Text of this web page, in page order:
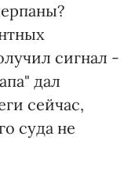
сигнал -
дал
сейчас,
суда не